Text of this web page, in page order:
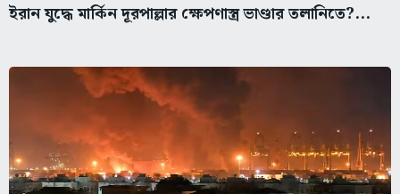
ইরান যুদ্ধে মার্কিন দূরপাল্লার ক্ষেপণাস্ত্র ভাণ্ডার তলানিতে?...